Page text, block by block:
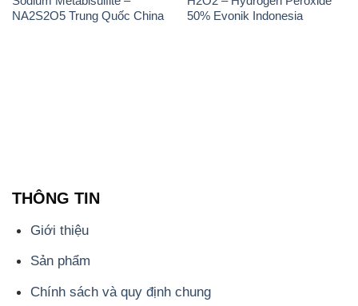
NA2S2O5 Trung Quốc China
50% Evonik Indonesia
THÔNG TIN
Giới thiệu
Sản phẩm
Chính sách và quy định chung